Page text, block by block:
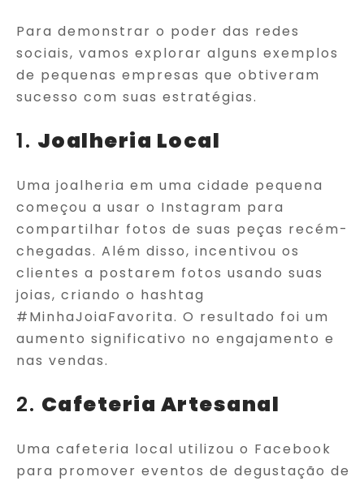
Para demonstrar o poder das redes
sociais, vamos explorar alguns exemplos
de pequenas empresas que obtiveram
sucesso com suas estratégias.
1. Joalheria Local
Uma joalheria em uma cidade pequena
começou a usar o Instagram para
compartilhar fotos de suas peças recém-
chegadas. Além disso, incentivou os
clientes a postarem fotos usando suas
joias, criando o hashtag
#MinhaJoiaFavorita. O resultado foi um
aumento significativo no engajamento e
nas vendas.
2. Cafeteria Artesanal
Uma cafeteria local utilizou o Facebook
para promover eventos de degustação de